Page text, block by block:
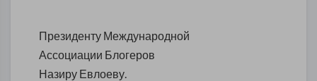
Президенту Международной
Ассоциации Блогеров
Назиру Евлоеву.